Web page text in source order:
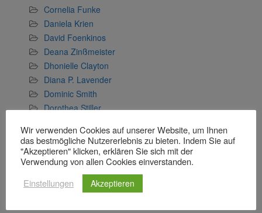
Cornelia Funke
Daniela Krien
David Foenkinos
Deana Zinßmeister
Dhonielle Clayton
Diana P. Lavender
Dominic Smith
Dorothea Stiller
Emilia Schilling
Emma Donoghue
Eowyn Ivey
Erin Morgenstern
Fine Sturm
Wir verwenden Cookies auf unserer Website, um Ihnen
das bestmögliche Nutzererlebnis zu bieten. Indem Sie auf
"Akzeptieren" klicken, erklären Sie sich mit der
Verwendung von allen Cookies einverstanden.
Einstellungen
Akzeptieren